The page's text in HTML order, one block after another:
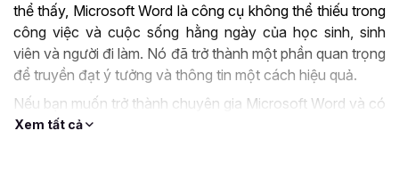
thể thấy, Microsoft Word là công cụ không thể thiếu trong
công việc và cuộc sống hằng ngày của học sinh, sinh
viên và người đi làm. Nó đã trở thành một phần quan trọng
để truyền đạt ý tưởng và thông tin một cách hiệu quả.
Nếu bạn muốn trở thành chuyên gia Microsoft Word và có
thể làm chủ công cụ này thì khóa học
Xem tất cả